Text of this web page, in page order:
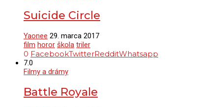
Suicide Circle
Yaonee 29. marca 2017
film horor škola triler
0 FacebookTwitterRedditWhatsapp
7.0
Filmy a drámy
Battle Royale